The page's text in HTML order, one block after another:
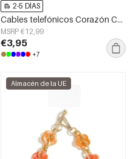
2-5 DÍAS
Cables telefónicos Corazón Casual Acrílico Accesorios Diarios
MSRP €12,99
€3,95
+7
Almacén de la UE